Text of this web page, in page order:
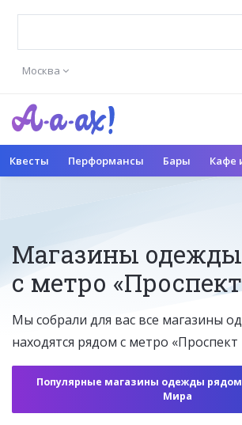
Москва
Квесты Перформансы Бары Кафе
Магазины
с метро
Мы собрали для вас все магазины
находятся рядом с метро
Популярные магазины одежды рядом
Мира